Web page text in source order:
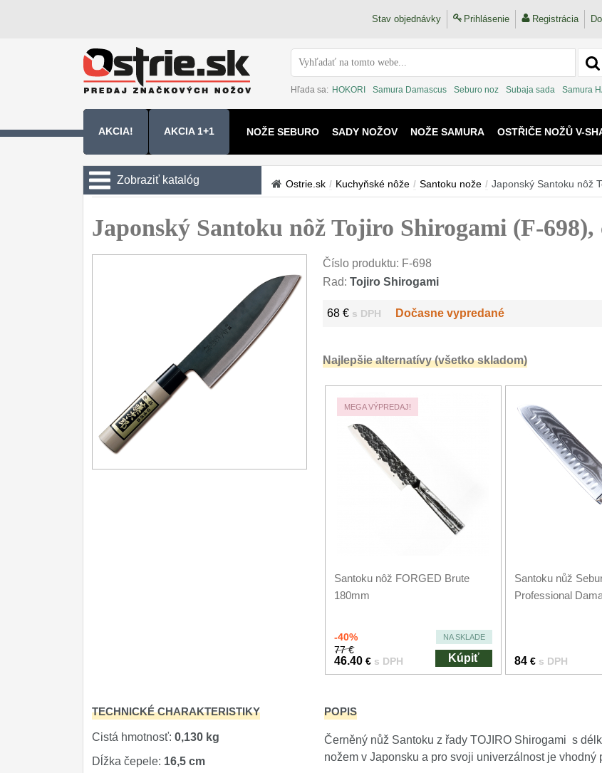
Stav objednávky Prihlásenie Registrácia
Hľada sa: HOKORI Samura Damascus Seburo noz Subaja sada Samura
AKCIA! AKCIA 1+1 NOŽE SEBURO SADY NOŽOV NOŽE SAMURA OSTŘIČE NOŽŮ V-
Zobraziť katalóg
Sady nožov 9
Nože na ovoce a zeleninu 43
46
Nože NAKIRI 17
Filetovací nože
Nože na chleba
Ostrie.sk / Kuchyňské nôže / Santoku nože / Japonský Santoku nôž
Japonský Santoku nôž Tojiro Shirogami (F-698),
Číslo produktu: F-698
Rad: Tojiro Shirogami
68 € s DPH Dočasne vypredané
Najlepšie alternatívy (všetko skladom)
MEGA VÝPREDAJ!
Santoku nôž FORGED Brute
180mm
-40% NA SKLADE
77 €
46.40 € s DPH Kúpiť
Santoku nůž
Professional
84 € s DPH
TECHNICKÉ CHARAKTERISTIKY
Cistá hmotnosť: 0,130 kg
Dĺžka čepele: 16,5 cm
POPIS
Černěný nůž Santoku z řady TOJIRO Shirogami s
nožem v Japonsku a pro svoji univerzálnost je